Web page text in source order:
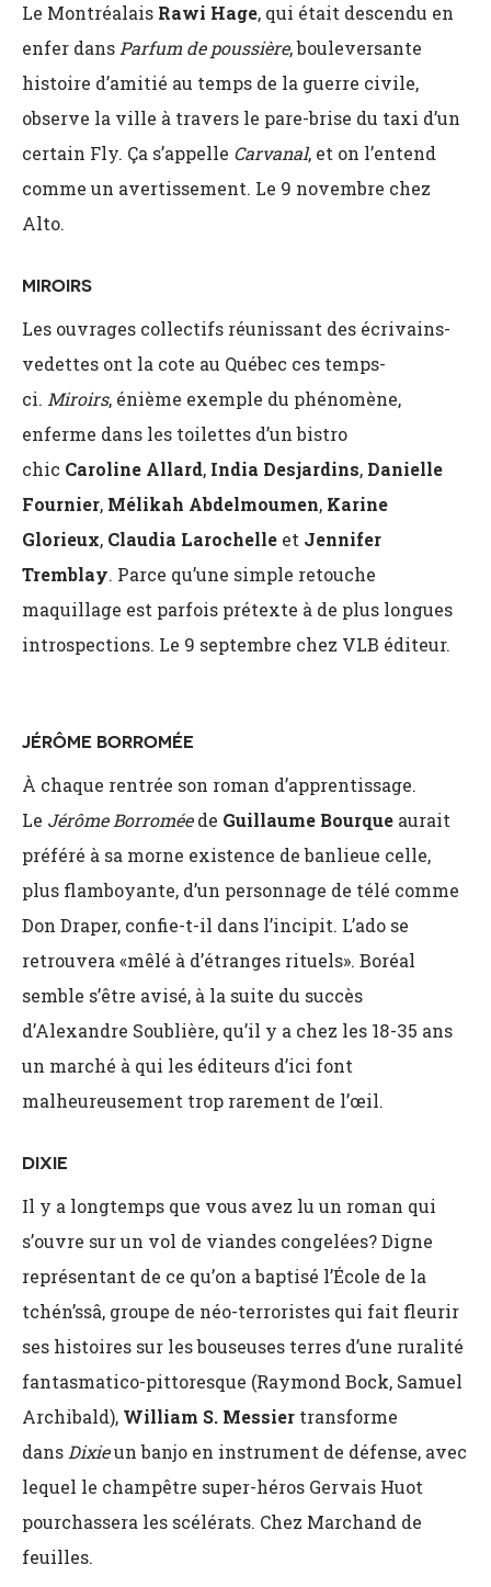
Le Montréalais Rawi Hage, qui était descendu en
enfer dans Parfum de poussière, bouleversante
histoire d’amitié au temps de la guerre civile,
observe la ville à travers le pare-brise du taxi d’un
certain Fly. Ça s’appelle Carvanal, et on l’entend
comme un avertissement. Le 9 novembre chez
Alto.
MIROIRS
Les ouvrages collectifs réunissant des écrivains-
vedettes ont la cote au Québec ces temps-
ci. Miroirs, énième exemple du phénomène,
enferme dans les toilettes d’un bistro
chic Caroline Allard, India Desjardins, Danielle
Fournier, Mélikah Abdelmoumen, Karine
Glorieux, Claudia Larochelle et Jennifer
Tremblay. Parce qu’une simple retouche
maquillage est parfois prétexte à de plus longues
introspections. Le 9 septembre chez VLB éditeur.
JÉRÔME BORROMÉE
À chaque rentrée son roman d’apprentissage.
Le Jérôme Borroméede Guillaume Bourque aurait
préféré à sa morne existence de banlieue celle,
plus flamboyante, d’un personnage de télé comme
Don Draper, confie-t-il dans l’incipit. L’ado se
retrouvera «mêlé à d’étranges rituels». Boréal
semble s’être avisé, à la suite du succès
d’Alexandre Soublière, qu’il y a chez les 18-35 ans
un marché à qui les éditeurs d’ici font
malheureusement trop rarement de l’œil.
DIXIE
Il y a longtemps que vous avez lu un roman qui
s’ouvre sur un vol de viandes congelées? Digne
représentant de ce qu’on a baptisé l’École de la
tchén’ssâ, groupe de néo-terroristes qui fait fleurir
ses histoires sur les bouseuses terres d’une ruralité
fantasmatico-pittoresque (Raymond Bock, Samuel
Archibald), William S. Messier transforme
dans Dixieun banjo en instrument de défense, avec
lequel le champêtre super-héros Gervais Huot
pourchassera les scélérats. Chez Marchand de
feuilles.